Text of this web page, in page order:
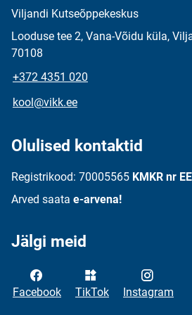
Viljandi Kutseõppekeskus
Looduse tee 2, Vana-Võidu küla,
70108
+372 4351 020
kool@vikk.ee
Olulised kontaktid
Registrikood: 70005565 KMKR nr
Arved saata e-arvena!
Jälgi meid
Facebook TikTok Instagram